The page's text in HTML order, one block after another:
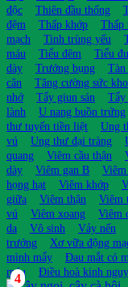
độc
Thiên đầu thống
đệm
Thấp khớp Thấp
mạch
Tinh trùng yếu
máu
Tiểu đêm Tiểu
dày
Trướng bụng Tàn
cân
Tăng cường sức
nhớ
Tẩy giun sán Tẩy
lành
U nang buồn trứng
thư tuyến tiền liệt
Ung
vú
Ung thư đại tràng
quang
Viêm cầu thận
dày
Viêm gan B
họng hạt
Viêm khớp
giữa
Viêm thận Viêm
vú
Viêm xoang Viêm
da
Vô sinh Vảy nến
trướng
Xơ vữa động
mình mẩy
Đau mắt có
máu
Điều hoà kinh
4